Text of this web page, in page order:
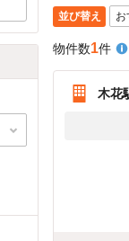
並び替え
物件数1件
木花